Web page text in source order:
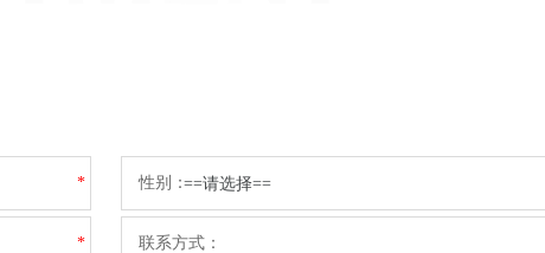
* 性别：
* 联系方式：